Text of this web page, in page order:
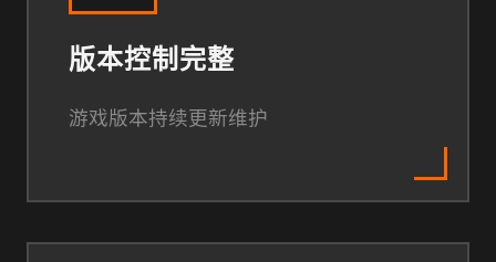
版本控制完整
游戏版本持续更新维护